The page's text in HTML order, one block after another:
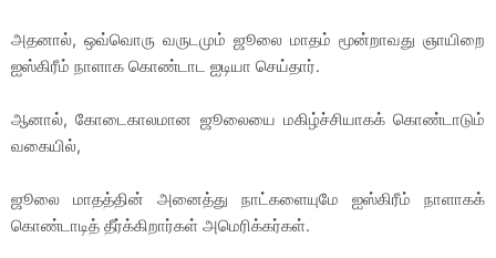
அதனால், ஒவ்வொரு வருடமும் ஜூலை மாதம் மூன்றாவது ஞாயிறை
ஐஸ்கிரீம் நாளாக கொண்டாட ஐடியா செய்தார்.
ஆனால், கோடைகாலமான ஜூலையை மகிழ்ச்சியாகக் கொண்டாடும்
வகையில்,
ஜூலை மாதத்தின் அனைத்து நாட்களையுமே ஐஸ்கிரீம் நாளாகக்
கொண்டாடித் தீர்க்கிறார்கள் அமெரிக்கர்கள்.